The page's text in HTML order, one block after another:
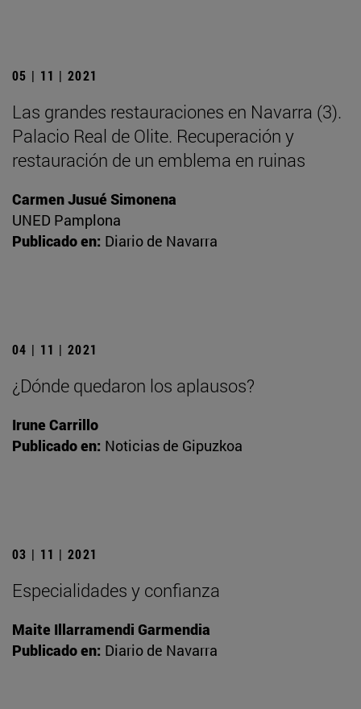
05 | 11 | 2021
Las grandes restauraciones en Navarra (3).
Palacio Real de Olite. Recuperación y
restauración de un emblema en ruinas
Carmen Jusué Simonena
UNED Pamplona
Publicado en: Diario de Navarra
04 | 11 | 2021
¿Dónde quedaron los aplausos?
Irune Carrillo
Publicado en: Noticias de Gipuzkoa
03 | 11 | 2021
Especialidades y confianza
Maite Illarramendi Garmendia
Publicado en: Diario de Navarra